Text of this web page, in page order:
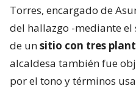
Torres, encargado de
del hallazgo -mediante
de unsitio con tres
alcaldesa también fue
por el tono y términos